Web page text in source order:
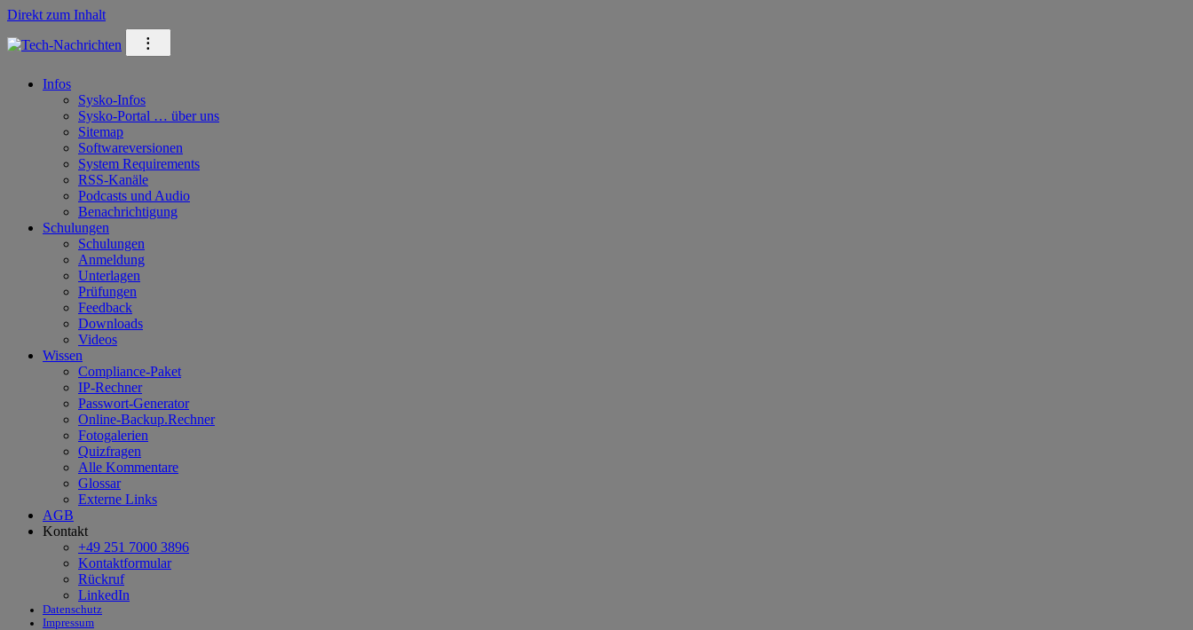
Direkt zum Inhalt
⁝
Infos
Sysko-Infos
Sysko-Portal … über uns
Sitemap
Softwareversionen
System Requirements
RSS-Kanäle
Podcasts und Audio
Benachrichtigung
Schulungen
Schulungen
Anmeldung
Unterlagen
Prüfungen
Feedback
Downloads
Videos
Wissen
Compliance-Paket
IP-Rechner
Passwort-Generator
Online-Backup.Rechner
Fotogalerien
Quizfragen
Alle Kommentare
Glossar
Externe Links
AGB
Kontakt
+49 251 7000 3896
Kontaktformular
Rückruf
LinkedIn
Datenschutz
Impressum